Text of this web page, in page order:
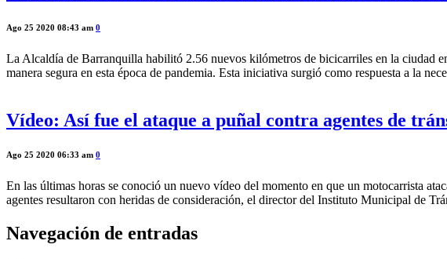
Ago 25 2020 08:43 am 0
La Alcaldía de Barranquilla habilitó 2.56 nuevos kilómetros de bicicarriles en la ciudad
manera segura en esta época de pandemia. Esta iniciativa surgió como respuesta a la
Vídeo: Así fue el ataque a puñal contra agentes de
Ago 25 2020 06:33 am 0
En las últimas horas se conoció un nuevo vídeo del momento en que un motocarrista
agentes resultaron con heridas de consideración, el director del Instituto Municipal de
Navegación de entradas